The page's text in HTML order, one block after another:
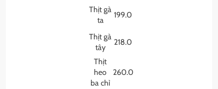
Thịt gà
ta
199.0
Thịt gà
tây
218.0
Thịt
heo
ba chỉ
260.0